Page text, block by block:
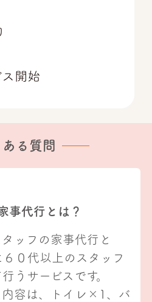
ある質問
事代行とは？
タッフの家事代行と
６０代以上のスタッフ
うサービスです。
内容は、トイレ×1、バ